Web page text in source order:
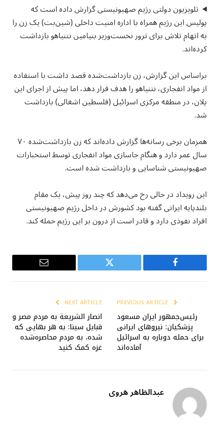
تلویزیون دولتی رژیم صهیونیستی گزارش داده است که
پولیس این رژیم همراه با اداره امنیت داخلی (شین‌بت) یک زن را
به اتهام تلاش برای ترور نخست‌وزیر بنیامین نتنیاهو بازداشت
کرده‌اند.
براساس این گزارش، زن بازداشت‌شده قصد داشت با استفاده
از مواد انفجاری، نتنیاهو را هدف قرار دهد، اما پیش از اجرای این
پلان، در منطقه مرکزی اسرائیل (فلسطین اشغالی) بازداشت
شد.
همزمان برخی رسانه‌ها گزارش داده‌اند که زن بازداشت‌شده ۷۰
سال عمر دارد و هنگام جاسازی مواد انفجاری توسط استخبارات
صهیونیستی شناسایی و بازداشت شده است.
این رویداد در حالی رخ می‌دهد که چند روز پیش، یک مقام
بلندپایه ایرانی گفته بود کشورش در داخل رژیم صهیونیستی
افراد نفوذی دارد و قادر است از درون بر این رژیم حمله کند.
Facebook
Twitter
Email
رئیس‌جمهور ایران مسعود
پزشکیان: نیروهای ایرانی
برای حمله دوباره به اسرائیل
آماده‌اند
NEXT ARTICLE
انصار الشریعة به مردم مصر و
قبایل سینا: به هر بهایی که
شده، به مردم محاصره‌شده
غزه کمک کنید
عبدالظاهر هروی